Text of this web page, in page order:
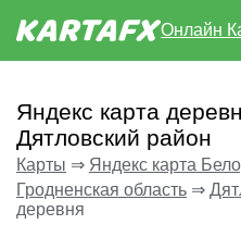
Онлайн
Яндекс карта
Дятловский район
Карты ⇒ Яндекс карта
Гродненская область ⇒
деревня